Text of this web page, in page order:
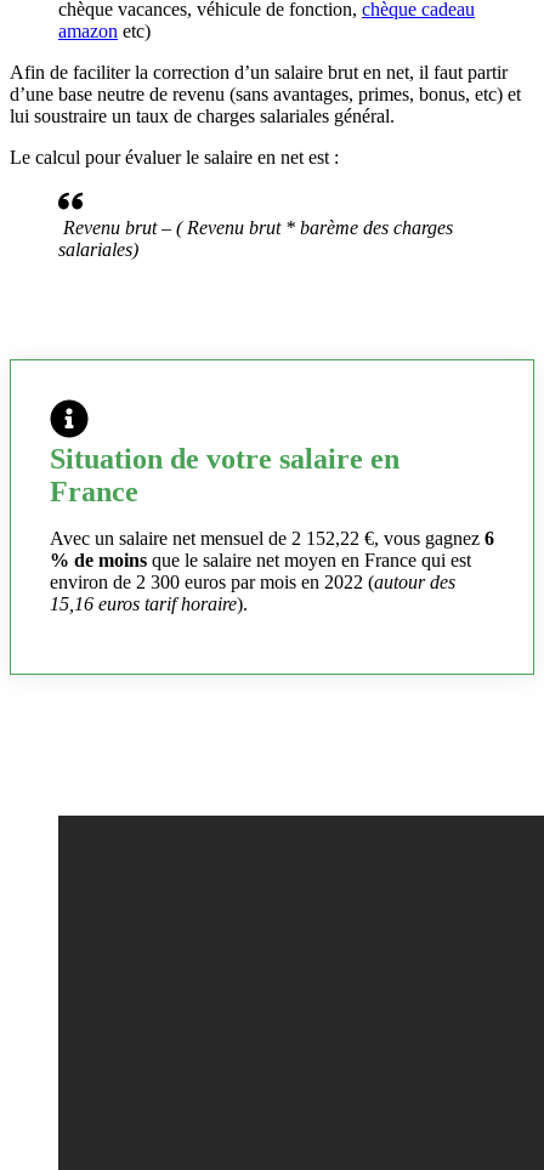
chèque vacances, véhicule de fonction, chèque cadeau
amazon etc)
Afin de faciliter la correction d’un salaire brut en net, il faut partir
d’une base neutre de revenu (sans avantages, primes, bonus, etc) et
lui soustraire un taux de charges salariales général.
Le calcul pour évaluer le salaire en net est :
Revenu brut – ( Revenu brut * barème des charges
salariales)
Situation de votre salaire en
France
Avec un salaire net mensuel de 2 152,22 €, vous gagnez 6
% de moins que le salaire net moyen en France qui est
environ de 2 300 euros par mois en 2022 (autour des
15,16 euros tarif horaire).